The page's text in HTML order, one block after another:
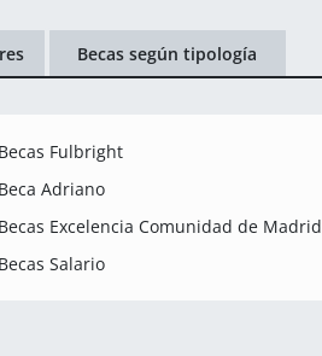
Becas según tipología
Becas Fulbright
Beca Adriano
Becas Excelencia Comunidad de Madrid
Becas Salario